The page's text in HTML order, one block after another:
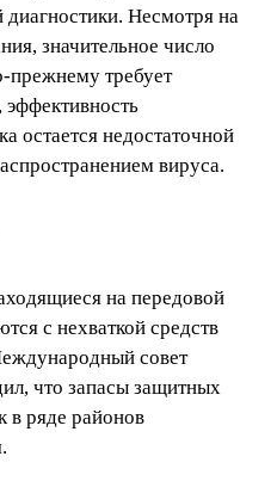
Несмотря на
значительное число
прежнему требует
остается недостаточной
вируса.
на передовой
с нехваткой средств
совет
что запасы защитных
в ряде районов